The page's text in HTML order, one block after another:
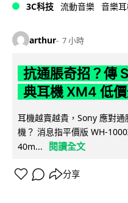
3C科技 流動音樂 音樂
arthur 7 小時
抗通脹奇招？傳
典耳機 XM4 低
耳機越賣越貴，Sony 應對
機？ 消息指平價版 WH-
40m...
閱讀全文
分享